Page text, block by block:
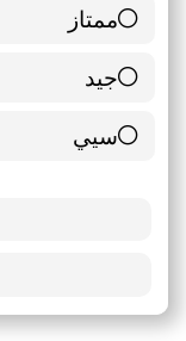
ممتاز
6 ( 85.71 % )
جيد
0 ( 0 % )
سيي
1 ( 14.29 % )